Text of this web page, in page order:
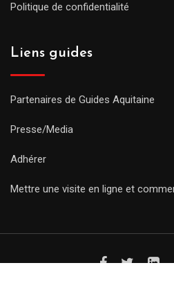
Politique de confidentialité
Liens guides
Partenaires de Guides Aquitaine
Presse/Media
Adhérer
Mettre une visite en ligne et